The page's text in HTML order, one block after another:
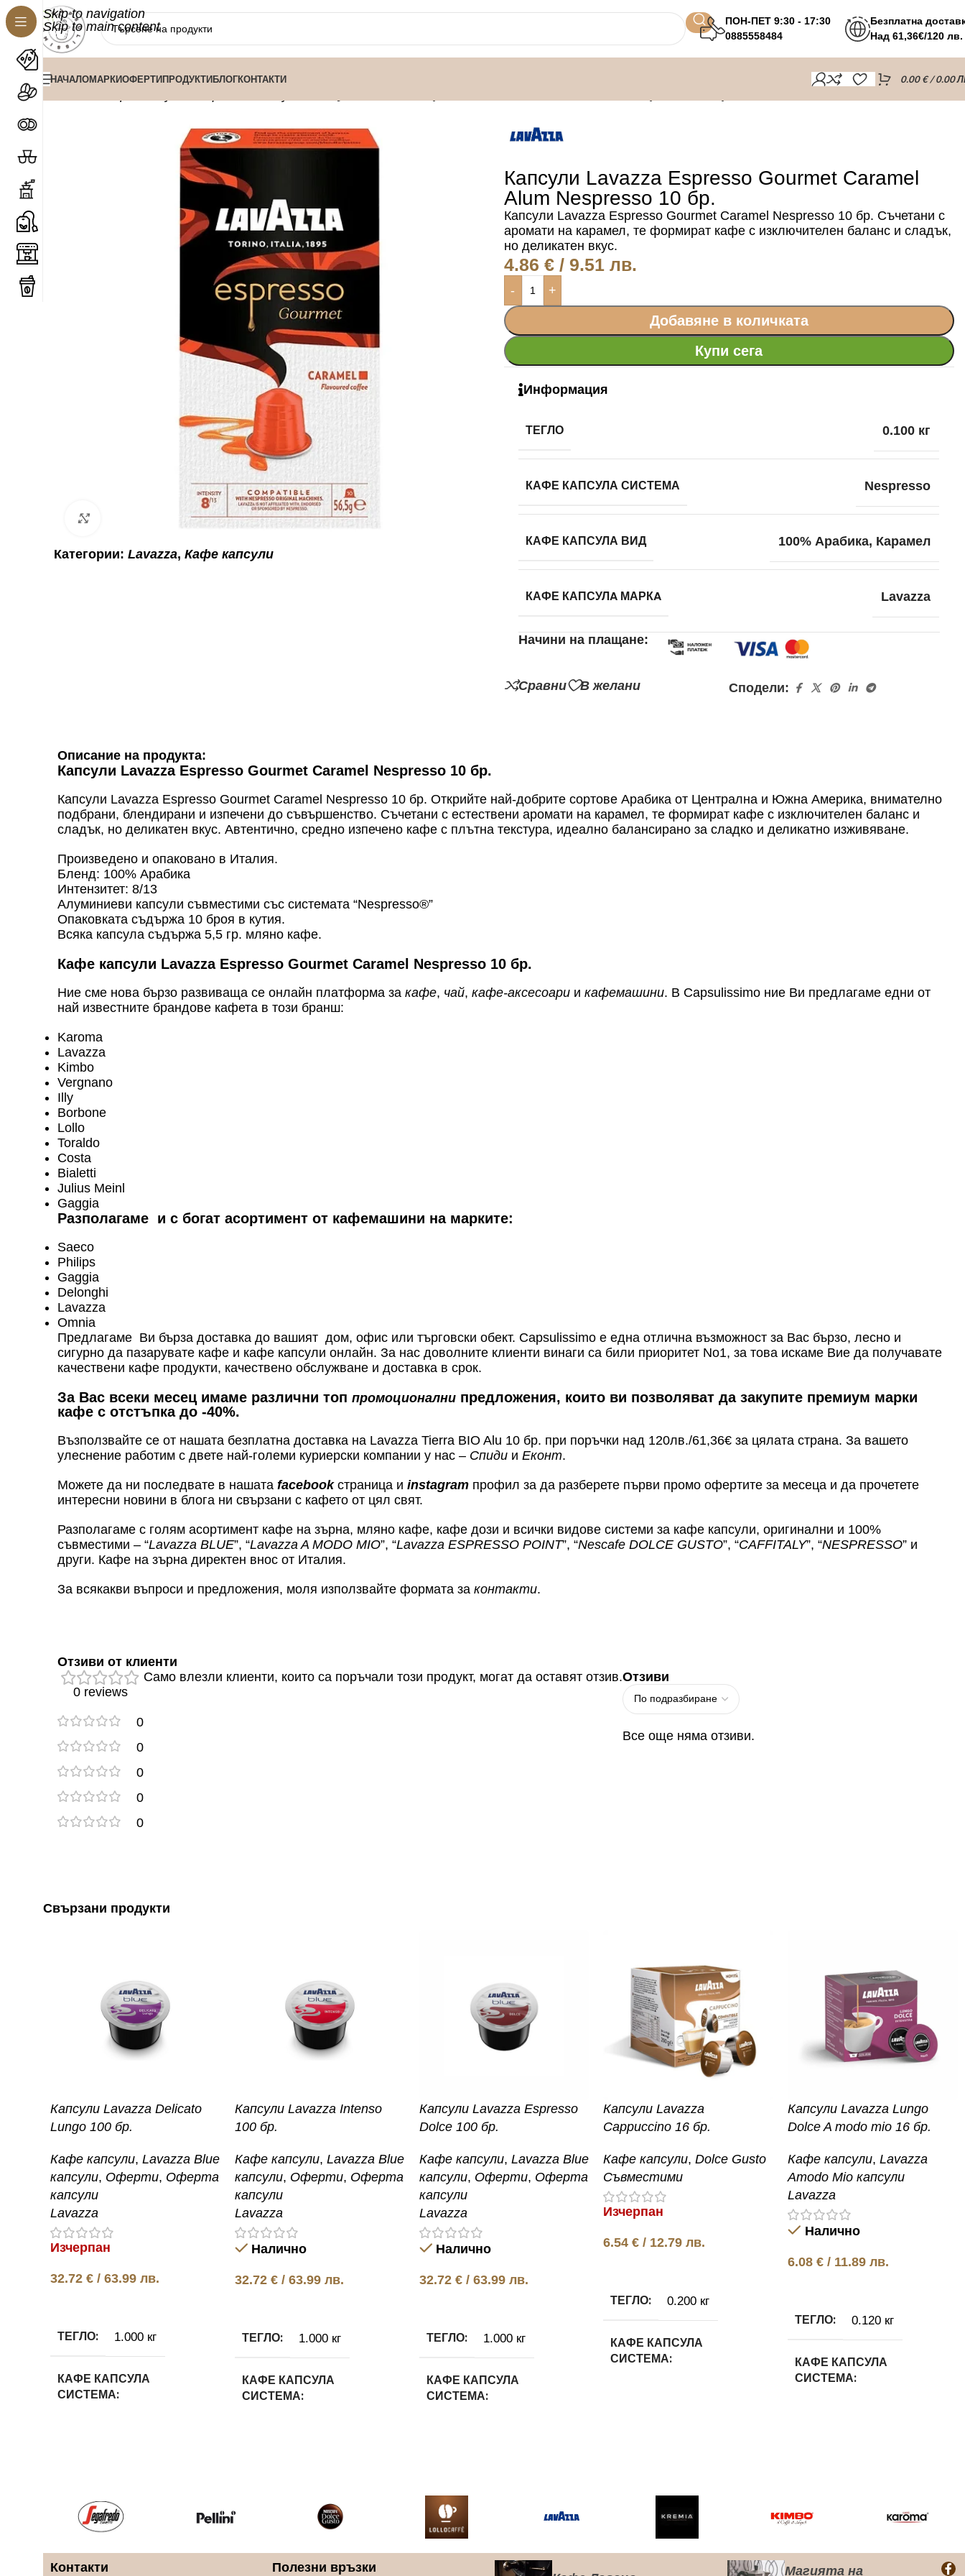
Skip to navigation
Skip to main content
ПОН-ПЕТ 9:30 - 17:30
0885558484
Безплатна
Над 61,36€/120 лв.
НАЧАЛОМАРКИОФЕРТИПРОДУКТИБЛОГКОНТАКТИ 0.00€/ 0.00
Категории: Lavazza, Кафе капсули
Капсули Lavazza Espresso Gourmet Caramel
Alum Nespresso 10 бр.
Капсули Lavazza Espresso Gourmet Caramel Nespresso 10 бр. Съчетани с
аромати на карамел, те формират кафе с изключителен баланс и сладък,
но деликатен вкус.
4.86 €/ 9.51 лв.
- +
Добавяне в количката
Купи сега
Информация
ТЕГЛО 0.100 кг
КАФЕ КАПСУЛА СИСТЕМА Nespresso
КАФЕ КАПСУЛА ВИД 100% Арабика, Карамел
КАФЕ КАПСУЛA МАРКA Lavazza
Начини на плащане:
Сравни В желани Сподели:
Описание на продукта:
Капсули Lavazza Espresso Gourmet Caramel Nespresso 10 бр.
Капсули Lavazza Espresso Gourmet Caramel Nespresso 10 бр. Открийте най-добрите сортове Арабика от Централна и Южна Америка, внимателно
подбрани, блендирани и изпечени до съвършенство. Съчетани с естествени аромати на карамел, те формират кафе с изключителен баланс и
сладък, но деликатен вкус. Автентично, средно изпечено кафе с плътна текстура, идеално балансирано за сладко и деликатно изживяване.
Произведено и опаковано в Италия.
Бленд: 100% Арабика
Интензитет: 8/13
Алуминиеви капсули съвместими със системата “Nespresso®”
Опаковката съдържа 10 броя в кутия.
Всяка капсула съдържа 5,5 гр. мляно кафе.
Кафе капсули Lavazza Espresso Gourmet Caramel Nespresso 10 бр.
Ние сме нова бързо развиваща се онлайн платформа за кафе, чай, кафе-аксесоари и кафемашини. В Capsulissimo ние Ви предлагаме едни от
най известните брандове кафета в този бранш:
Karoma
Lavazza
Kimbo
Vergnano
Illy
Borbone
Lollo
Toraldo
Costa
Bialetti
Julius Meinl
Gaggia
Разполагаме и с богат асортимент от кафемашини на марките:
Saeco
Philips
Gaggia
Delonghi
Lavazza
Omnia
Предлагаме Ви бърза доставка до вашият дом, офис или търговски обект. Capsulissimo е една отлична възможност за Вас бързо, лесно и
сигурно да пазарувате кафе и кафе капсули онлайн. За нас доволните клиенти винаги са били приоритет No1, за това искаме Вие да получавате
качествени кафе продукти, качествено обслужване и доставка в срок.
За Вас всеки месец имаме различни топ промоционални предложения, които ви позволяват да закупите премиум марки
кафе с отстъпка до -40%.
Възползвайте се от нашата безплатна доставка на Lavazza Tierra BIO Alu 10 бр. при поръчки над 120лв./61,36€ за цялата страна. За вашето
улеснение работим с двете най-големи куриерски компании у нас – Спиди и Еконт.
Можете да ни последвате в нашата facebookстраница и instagram профил за да разберете първи промо офертите за месеца и да прочетете
интересни новини в блога ни свързани с кафето от цял свят.
Разполагаме с голям асортимент кафе на зърна, мляно кафе, кафе дози и всички видове системи за кафе капсули, оригинални и 100%
съвместими – “Lavazza BLUE”, “Lavazza A MODO MIO”, “Lavazza ESPRESSO POINT”, “Nescafe DOLCE GUSTO”, “CAFFITALY”, “NESPRESSO” и
други. Кафе на зърна директен внос от Италия.
За всякакви въпроси и предложения, моля използвайте формата за контакти.
Отзиви от клиенти
0 reviews
0
0
0
0
0
Отзиви
Все още няма отзиви.
Само влезли клиенти, които са поръчали този продукт, могат да оставят отзив.
Свързани продукти
Капсули Lavazza Delicato
Lungo 100 бр.
Кафе капсули, Lavazza Blue
капсули, Оферти, Оферта
капсули
Lavazza
Изчерпан
32.72 € / 63.99 лв.
ТЕГЛО 1.000 кг
КАФЕ КАПСУЛА
СИСТЕМА
100% Арабика
КАФЕ КАПСУЛA МАРКA
Капсули Lavazza Intenso
100 бр.
Кафе капсули, Lavazza Blue
капсули, Оферти, Оферта
капсули
Lavazza
Налично
32.72 €/ 63.99 лв.
ТЕГЛО 1.000 кг
КАФЕ КАПСУЛА
СИСТЕМА
Арабика и Робуста
КАФЕ КАПСУЛA МАРКA
Капсули Lavazza Espresso
Dolce 100 бр.
Кафе капсули, Lavazza Blue
капсули, Оферти, Оферта
капсули
Lavazza
Налично
32.72 €/ 63.99 лв.
ТЕГЛО 1.000 кг
КАФЕ КАПСУЛА
СИСТЕМА
100% Арабика
КАФЕ КАПСУЛA МАРКA
Капсули Lavazza
Cappuccino 16 бр.
Кафе капсули, Dolce Gusto
Съвместими
Изчерпан
6.54€ / 12.79 лв.
ТЕГЛО 0.200 кг
КАФЕ КАПСУЛА
СИСТЕМА
КАФЕ КАПСУЛA МАРКA
Капсули Lavazza Lungo
Dolce A modo mio 16 бр.
Кафе капсули, Lavazza
Amodo Mio капсули
Lavazza
Налично
6.08€ / 11.89 лв.
ТЕГЛО 0.120 кг
КАФЕ КАПСУЛА
СИСТЕМА
Контакти
Полезни връзки
Магията на